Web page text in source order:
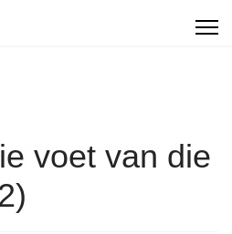
voet van die